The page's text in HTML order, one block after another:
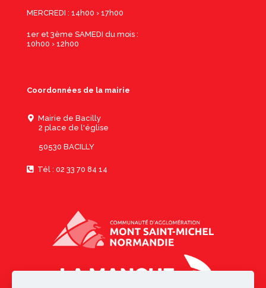
MERCREDI : 14h00 › 17h00
1er et 3ème SAMEDI du mois :
10h00 › 12h00
Coordonnées de la mairie
Mairie de Bacilly
2 place de l'église
50530 BACILLY
Tél : 02 33 70 84 14